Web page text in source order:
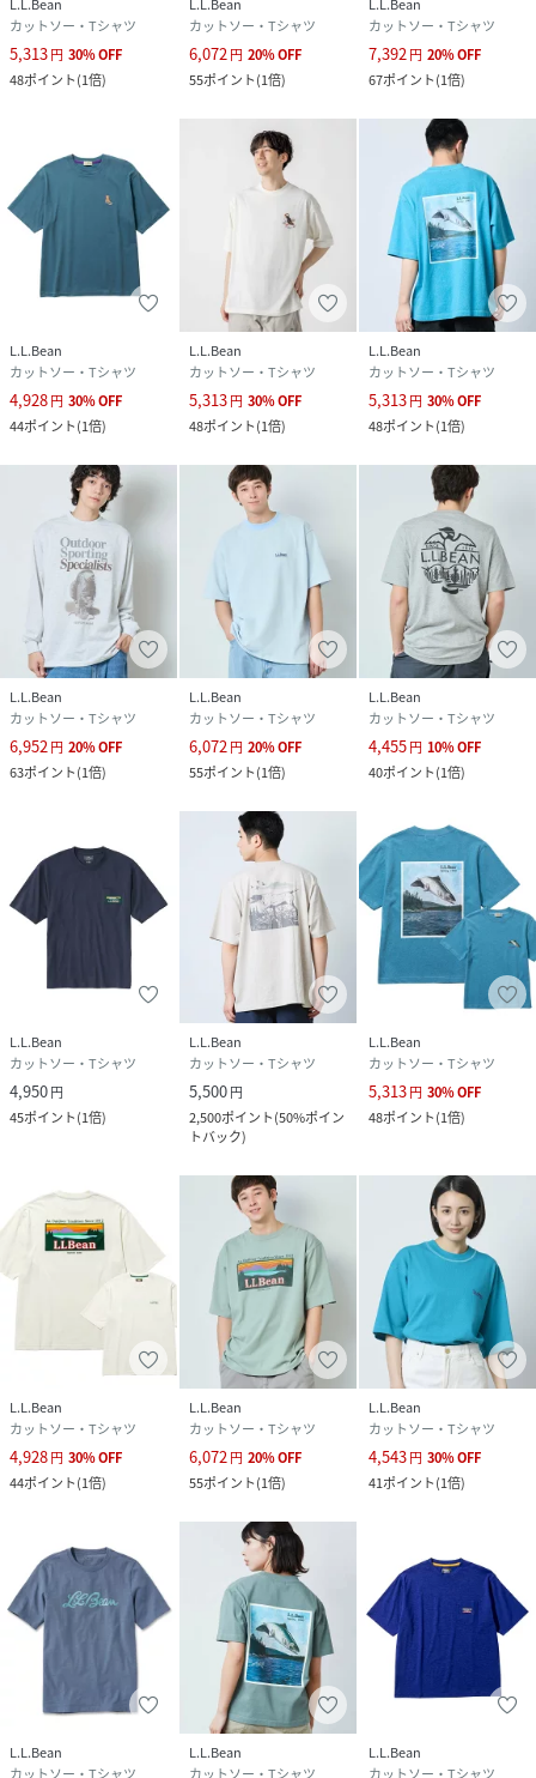
リブ:コットン100%
サイズ M、L
洗濯機洗い可（ネット使用）
品番
QC8961_065341
065341-G70-004 QC8961
L.L.Bean
カットソー・Tシャツ
5,313円 30%OFF
48ポイント(1倍)
L.L.Bean
カットソー・Tシャツ
6,072円 20%OFF
55ポイント(1倍)
L.L.Bean
カットソー・Tシャツ
7,392円 20%OFF
67ポイント(1倍)
L.L.Bean
カットソー・Tシャツ
4,928円 30%OFF
44ポイント(1倍)
L.L.Bean
カットソー・Tシャツ
5,313円 30%OFF
48ポイント(1倍)
L.L.Bean
カットソー・Tシャツ
5,313円 30%OFF
48ポイント(1倍)
L.L.Bean
カットソー・Tシャツ
6,952 円 20%OFF
63ポイント(1倍)
L.L.Bean
カットソー・Tシャツ
6,072 円 20%OFF
55ポイント(1倍)
L.L.Bean
カットソー・Tシャツ
4,455円 10%OFF
40ポイント(1倍)
L.L.Bean
カットソー・Tシャツ
4,950円
45ポイント(1倍)
L.L.Bean
カットソー・Tシャツ
5,500円
2,500ポイント(50%ポイン
トバック)
L.L.Bean
カットソー・Tシャツ
5,313円 30%OFF
48ポイント(1倍)
L.L.Bean
カットソー・Tシャツ
4,928円 30%OFF
44ポイント(1倍)
L.L.Bean
カットソー・Tシャツ
6,072 円 20%OFF
55ポイント(1倍)
L.L.Bean
カットソー・Tシャツ
4,543円 30%OFF
41ポイント(1倍)
L.L.Bean
L.L.Bean
L.L.Bean